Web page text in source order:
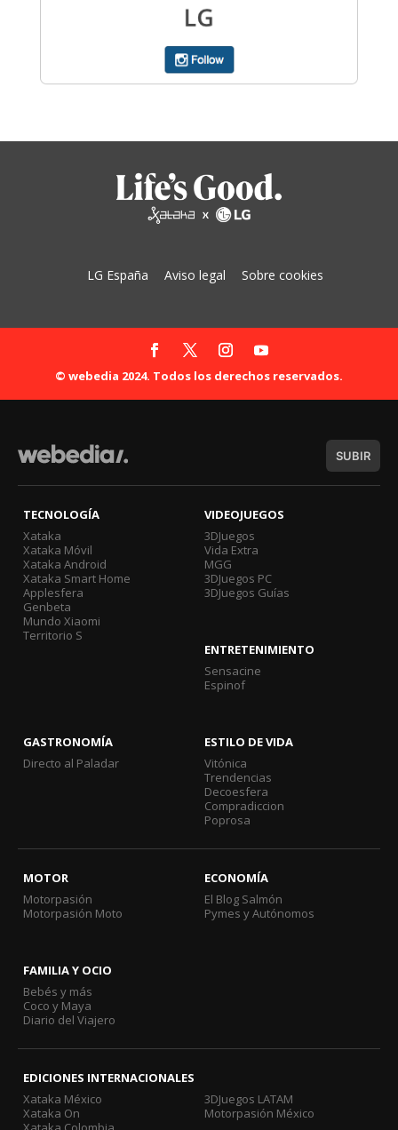
LG España Aviso legal Sobre cookies
© webedia 2024. Todos los derechos reservados.
SUBIR
TECNOLOGÍA
Xataka
Xataka Móvil
Xataka Android
Xataka Smart Home
Applesfera
Genbeta
Mundo Xiaomi
Territorio S
VIDEOJUEGOS
3DJuegos
Vida Extra
MGG
3DJuegos PC
3DJuegos Guías
ENTRETENIMIENTO
Sensacine
Espinof
GASTRONOMÍA
Directo al Paladar
ESTILO DE VIDA
Vitónica
Trendencias
Decoesfera
Compradiccion
Poprosa
MOTOR
Motorpasión
Motorpasión Moto
ECONOMÍA
El Blog Salmón
Pymes y Autónomos
FAMILIA Y OCIO
Bebés y más
Coco y Maya
Diario del Viajero
EDICIONES INTERNACIONALES
Xataka México
Xataka On
3DJuegos LATAM
Motorpasión México